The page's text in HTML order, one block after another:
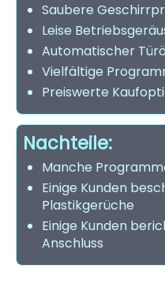
Saubere
Leise
Automatischer
Vielfältige
Preiswerte
Nachteile:
Manche
Einige Kunden
Plastikgerüche
Einige Kunden
Anschluss